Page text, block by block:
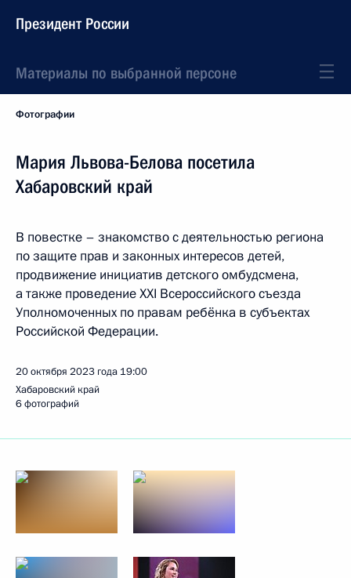
Президент России
Материалы по выбранной персоне
Фотографии
Мария Львова-Белова посетила
Хабаровский край
В повестке – знакомство с деятельностью региона
по защите прав и законных интересов детей,
продвижение инициатив детского омбудсмена,
а также проведение XXI Всероссийского съезда
Уполномоченных по правам ребёнка в субъектах
Российской Федерации.
20 октября 2023 года 19:00
Хабаровский край
6 фотографий